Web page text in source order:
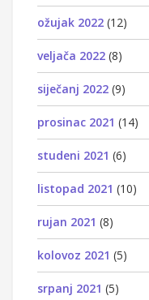
ožujak 2022 (12)
veljača 2022 (8)
siječanj 2022 (9)
prosinac 2021 (14)
studeni 2021 (6)
listopad 2021 (10)
rujan 2021 (8)
kolovoz 2021 (5)
srpanj 2021 (5)